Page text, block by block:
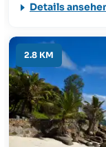
so, die sich hier
Details
2.8 KM